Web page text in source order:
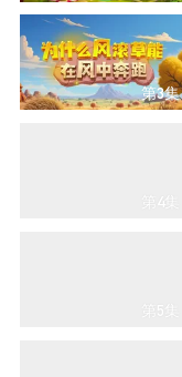
第3集
第4集
第5集